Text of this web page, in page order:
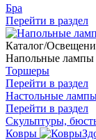
Бра
Перейти в раздел
Каталог/
Напольные лампы
Торшеры
Перейти в раздел
Настольные
Перейти в раздел
Скульптуры,
Ковры